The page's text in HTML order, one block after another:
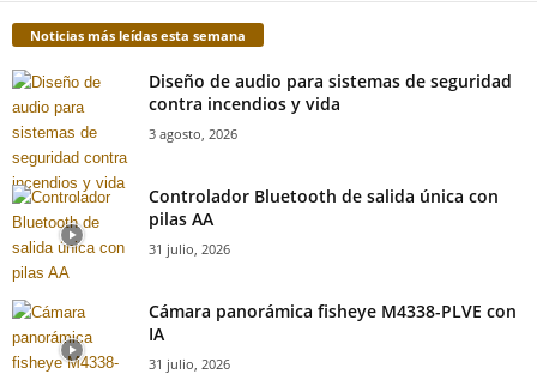
Noticias más leídas esta semana
Diseño de audio para sistemas de seguridad
contra incendios y vida
3 agosto, 2026
Controlador Bluetooth de salida única con
pilas AA
31 julio, 2026
Cámara panorámica fisheye M4338-PLVE con
IA
31 julio, 2026